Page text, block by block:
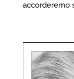
accorderemo